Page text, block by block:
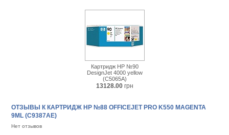
Картридж HP №90
DesignJet 4000 yellow
(C5065A)
13128.00 грн
ОТЗЫВЫ К КАРТРИДЖ HP №88 OFFICEJET PRO K550 MAGENTA
9ML (C9387AE)
Нет отзывов